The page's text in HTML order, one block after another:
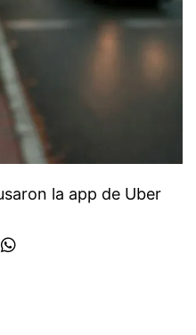
la app de Uber